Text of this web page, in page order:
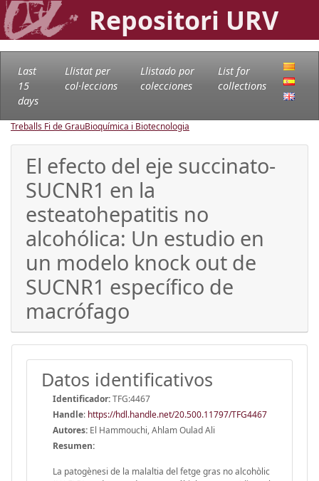
Repositori URV
Last
15
days
Llistat per
col·leccions
Llistado por
colecciones
List for
collections
Treballs Fi de GrauBioquímica i Biotecnologia
El efecto del eje succinato-
SUCNR1 en la
esteatohepatitis no
alcohólica: Un estudio en
un modelo knock out de
SUCNR1 específico de
macrófago
Datos identificativos
Identificador:TFG:4467
Handle: https://hdl.handle.net/20.500.11797/TFG4467
Autores: El Hammouchi, Ahlam Oulad Ali
Resumen:
La patogènesi de la malaltia del fetge gras no alcohòlic